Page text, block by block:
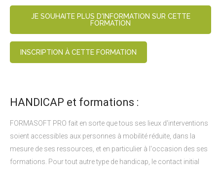
JE SOUHAITE PLUS D'INFORMATION SUR CETTE
FORMATION
INSCRIPTION À CETTE FORMATION
HANDICAP et formations :
FORMASOFT PRO fait en sorte que tous ses lieux d'interventions
soient accessibles aux personnes à mobilité réduite, dans la
mesure de ses ressources, et en particulier à l'occasion des ses
formations. Pour tout autre type de handicap, le contact initial